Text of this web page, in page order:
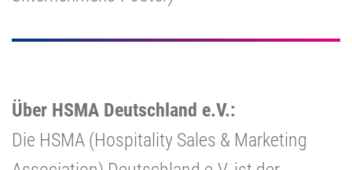
Über HSMA Deutschland e.V.:
Die HSMA (Hospitality Sales & Marketing